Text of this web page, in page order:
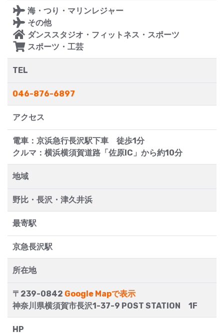
海・つり・マリンレジャー
その他
ダンススタジオ・フィットネス・スポーツ
スポーツ・工芸
TEL
046-876-6897
アクセス
電車：京浜急行長沢駅下車 徒歩1分
クルマ：横浜横須賀道路「佐原IC」から約10分
地域
野比・長沢・津久井浜
最寄駅
京急長沢駅
所在地
〒239-0842 Google Mapで表示
神奈川県横須賀市長沢1-37-9 POST STATION 1F
HP